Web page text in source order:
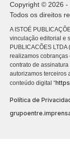
Copyright © 2026 -
Todos os direitos
A ISTOÉ
vinculação editorial e
PUBLICACÕES
realizamos cobranças
contrato de
autorizamos terceiros
conteúdo digital “
Política de